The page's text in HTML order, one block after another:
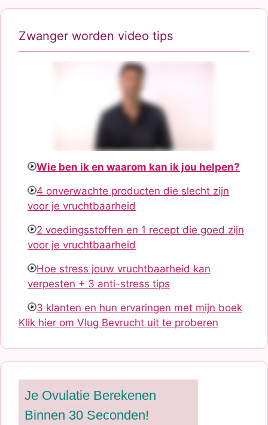
Zwanger worden video tips
Wie ben ik en waarom kan ik jou helpen?
4 onverwachte producten die slecht zijn
voor je vruchtbaarheid
2 voedingsstoffen en 1 recept die goed zijn
voor je vruchtbaarheid
Hoe stress jouw vruchtbaarheid kan
verpesten + 3 anti-stress tips
3 klanten en hun ervaringen met mijn boek
Klik hier om Vlug Bevrucht uit te proberen
Je Ovulatie Berekenen
Binnen 30 Seconden!